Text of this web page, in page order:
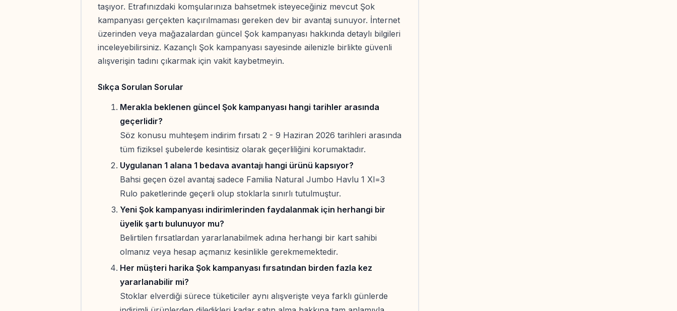
taşıyor. Etrafınızdaki komşularınıza bahsetmek isteyeceğiniz mevcut Şok
kampanyası gerçekten kaçırılmaması gereken dev bir avantaj sunuyor. İnternet
üzerinden veya mağazalardan güncel Şok kampanyası hakkında detaylı bilgileri
inceleyebilirsiniz. Kazançlı Şok kampanyası sayesinde ailenizle birlikte güvenli
alışverişin tadını çıkarmak için vakit kaybetmeyin.
Sıkça Sorulan Sorular
Merakla beklenen güncel Şok kampanyası hangi tarihler arasında
geçerlidir?
Söz konusu muhteşem indirim fırsatı 2 - 9 Haziran 2026 tarihleri arasında
tüm fiziksel şubelerde kesintisiz olarak geçerliliğini korumaktadır.
Uygulanan 1 alana 1 bedava avantajı hangi ürünü kapsıyor?
Bahsi geçen özel avantaj sadece Familia Natural Jumbo Havlu 1 Xl=3
Rulo paketlerinde geçerli olup stoklarla sınırlı tutulmuştur.
Yeni Şok kampanyası indirimlerinden faydalanmak için herhangi bir
üyelik şartı bulunuyor mu?
Belirtilen fırsatlardan yararlanabilmek adına herhangi bir kart sahibi
olmanız veya hesap açmanız kesinlikle gerekmemektedir.
Her müşteri harika Şok kampanyası fırsatından birden fazla kez
yararlanabilir mi?
Stoklar elverdiği sürece tüketiciler aynı alışverişte veya farklı günlerde